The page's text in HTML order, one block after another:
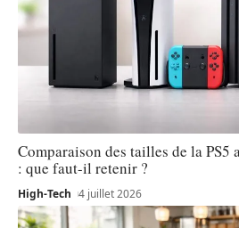
Comparaison des tailles de la PS5
: que faut-il retenir ?
High-Tech 4 juillet 2026